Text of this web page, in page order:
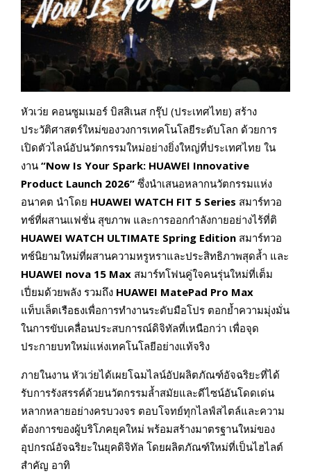
หัวเว่ย คอนซูมเมอร์ บิสสิเนส กรุ๊ป (ประเทศไทย) สร้าง
ประวัติศาสตร์ใหม่ของวงการเทคโนโลยีระดับโลก ด้วยการ
เปิดตัวไลน์อัปนวัตกรรมใหม่อย่างยิ่งใหญ่ที่ประเทศไทย ใน
งาน “Now Is Your Spark: HUAWEI Innovative
Product Launch 2026” ซึ่งนำเสนอหลากนวัตกรรมแห่ง
อนาคต นำโดย HUAWEI WATCH FIT 5 Series สมาร์ทวอ
ทช์ที่ผสานแฟชั่น สุขภาพ และการออกกำลังกายอย่างไร้ที่ติ
HUAWEI WATCH ULTIMATE Spring Edition สมาร์ทวอ
ทช์นิยามใหม่ที่ผสานความหรูหราและประสิทธิภาพสุดล้ำ และ
HUAWEI nova 15 Max สมาร์ทโฟนคู่ใจคนรุ่นใหม่ที่เต็ม
เปี่ยมด้วยพลัง รวมถึง HUAWEI MatePad Pro Max
แท็บเล็ตเรือธงเพื่อการทำงานระดับมือโปร ตอกย้ำความมุ่งมั่น
ในการขับเคลื่อนประสบการณ์ดิจิทัลที่เหนือกว่า เพื่อจุด
ประกายบทใหม่แห่งเทคโนโลยีอย่างแท้จริง
ภายในงาน หัวเว่ยได้เผยโฉมไลน์อัปผลิตภัณฑ์อัจฉริยะที่ได้
รับการรังสรรค์ด้วยนวัตกรรมล้ำสมัยและดีไซน์อันโดดเด่น
หลากหลายอย่างครบวงจร ตอบโจทย์ทุกไลฟ์สไตล์และความ
ต้องการของผู้บริโภคยุคใหม่ พร้อมสร้างมาตรฐานใหม่ของ
อุปกรณ์อัจฉริยะในยุคดิจิทัล โดยผลิตภัณฑ์ใหม่ที่เป็นไฮไลต์
สำคัญ อาทิ